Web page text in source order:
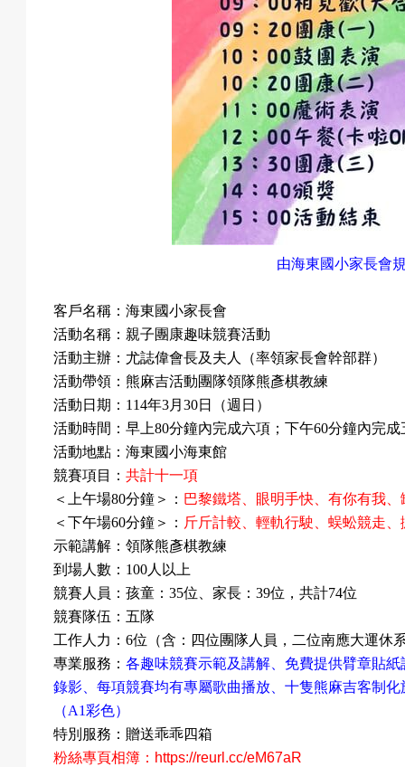
活
動
預
約
活
由海東國小家長會
客戶名稱：海東國小家長會
活動名稱：親子團康趣味競賽活動
活動主辦：尤誌偉會長及夫人（率領家長會幹部群）
活動帶領：熊麻吉活動團隊領隊熊彥棋教練
活動日期： 114年3月30日（週日）
活動時間：早上80分鐘內完成六項；下午60分鐘內完成
活動地點：海東國小海東館
競賽項目：共計十一項
＜上午場80分鐘＞： 巴黎鐵塔、眼明手快、有你有我
＜下午場60分鐘＞： 斤斤計較、輕軌行駛、蜈蚣競走
示範講解：領隊熊彥棋教練
到場人數： 100人以上
競賽人員：孩童：35位、家長：39位，共計74位
競賽隊伍：五隊
工作人力：6位（含：四位團隊人員，二位南應大運休
專業服務：各趣味競賽示範及講解、免費提供臂章貼
錄影 、每項競賽均有專屬歌曲播放 、十隻熊麻吉客制
（A1彩色）
特別服務：贈送乖乖四箱
粉絲專頁相簿： https://reurl.cc/eM67aR